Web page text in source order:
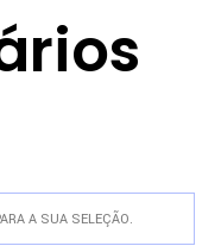
A SUA SELEÇÃO.